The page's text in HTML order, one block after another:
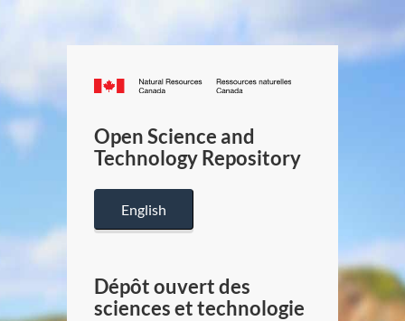
Canada.ca
/
Canada
Open Science and
Technology Repository
English
Dépôt ouvert des
sciences et technologie